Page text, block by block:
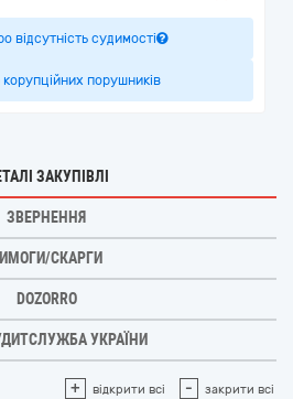
відсутність судимості
корупційних порушників
ЗАКУПІВЛІ
ЗВЕРНЕННЯ
СКАРГИ
DOZORRO
УКРАЇНИ
+ відкрити всі - закрити всі